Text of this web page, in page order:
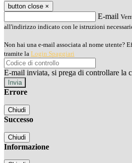
button close ×
E-mail
all'indirizzo indicato con le istruzioni
Non hai una e-mail associata al nome utente?
tramite la Login Spaggiari
E-mail inviata, si prega di controllare la
Errore
Chiudi
Successo
Chiudi
Informazione